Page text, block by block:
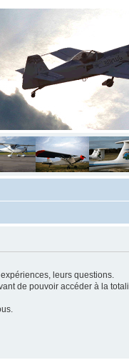
leurs questions.
de pouvoir accéder à la